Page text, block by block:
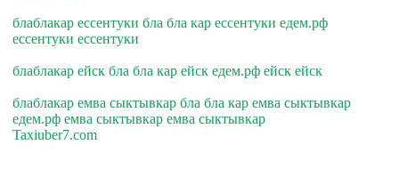
блаблакар ессентуки бла бла кар ессентуки едем.рф
ессентуки ессентуки
блаблакар ейск бла бла кар ейск едем.рф ейск ейск
блаблакар емва сыктывкар бла бла кар емва сыктывкар
едем.рф емва сыктывкар емва сыктывкар
Taxiuber7.com